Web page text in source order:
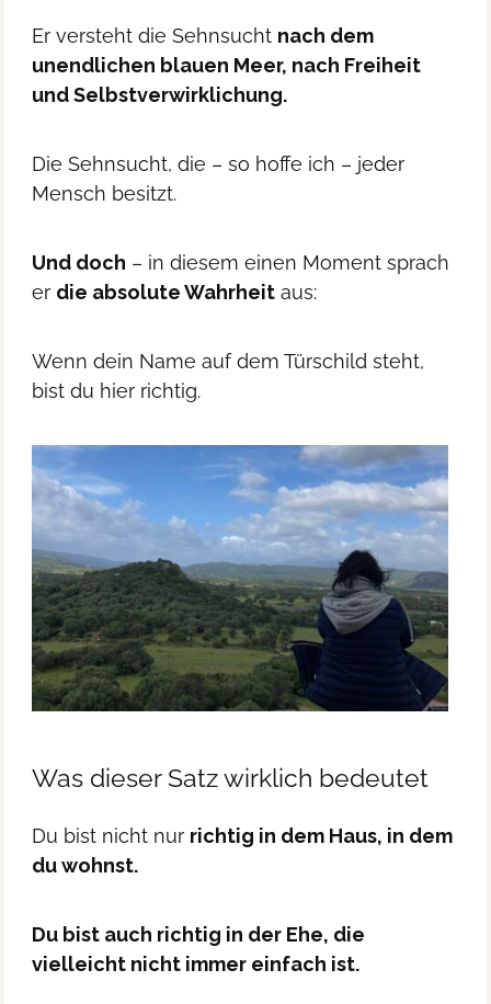
Er versteht die Sehnsucht nach dem
unendlichen blauen Meer, nach Freiheit
und Selbstverwirklichung.
Die Sehnsucht, die – so hoffe ich – jeder
Mensch besitzt.
Und doch – in diesem einen Moment sprach
er die absolute Wahrheit aus:
Wenn dein Name auf dem Türschild steht,
bist du hier richtig.
Was dieser Satz wirklich bedeutet
Du bist nicht nur richtig in dem Haus, in dem
du wohnst.
Du bist auch richtig in der Ehe, die
vielleicht nicht immer einfach ist.